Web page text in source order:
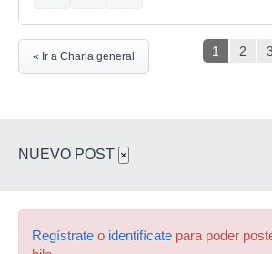
1 2 3
« Ir a Charla general
NUEVO POST ×
Regístrate o identifícate para poder